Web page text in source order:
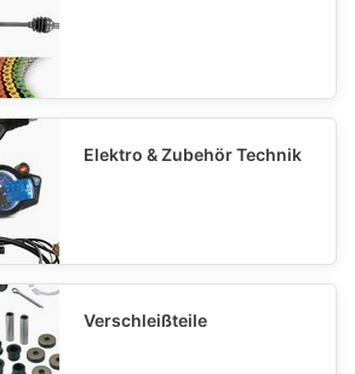
Elektro & Zubehör Technik
Verschleißteile